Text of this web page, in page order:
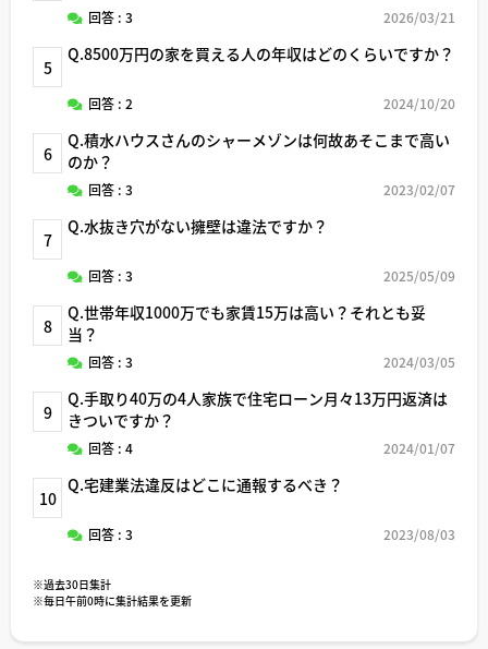
回答 : 3 2026/03/21
5
Q.8500万円の家を買える人の年収はどのくらいですか？
回答 : 2 2024/10/20
6
Q.積水ハウスさんのシャーメゾンは何故あそこまで高い
のか？
回答 : 3 2023/02/07
7
Q.水抜き穴がない擁壁は違法ですか？
回答 : 3 2025/05/09
8
Q.世帯年収1000万でも家賃15万は高い？それとも妥
当？
回答 : 3 2024/03/05
9
Q.手取り40万の4人家族で住宅ローン月々13万円返済は
きついですか？
回答 : 4 2024/01/07
10
Q.宅建業法違反はどこに通報するべき？
回答 : 3 2023/08/03
※過去30日集計
※毎日午前0時に集計結果を更新